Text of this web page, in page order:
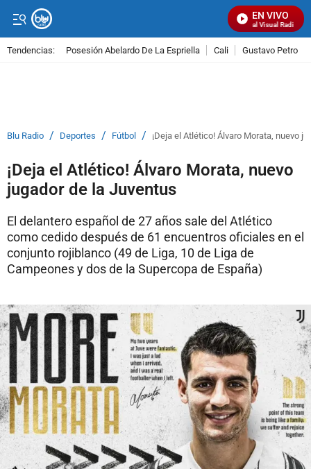
EN VIVO
Señal Visual Radio
Tendencias: Posesión Abelardo De La Espriella Cali Gustavo Petro
Blu Radio / Deportes / Fútbol / ¡Deja el Atlético! Álvaro Morata, nuevo
¡Deja el Atlético! Álvaro Morata, nuevo
jugador de la Juventus
El delantero español de 27 años sale del Atlético
como cedido después de 61 encuentros oficiales en el
conjunto rojiblanco (49 de Liga, 10 de Liga de
Campeones y dos de la Supercopa de España)